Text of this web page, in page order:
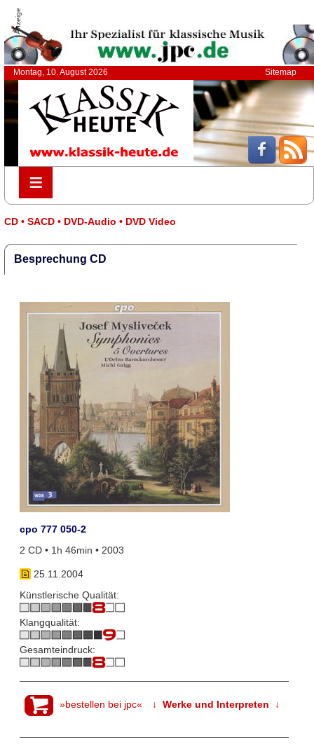
Anzeige
Montag, 10. August 2026 Sitemap
≡
≡
CD • SACD • DVD-Audio • DVD Video
Besprechung CD
cpo 777 050-2
2 CD • 1h 46min • 2003
25.11.2004
Künstlerische Qualität:
Klangqualität:
Gesamteindruck:
»bestellen bei jpc« ↓ Werke und Interpreten ↓